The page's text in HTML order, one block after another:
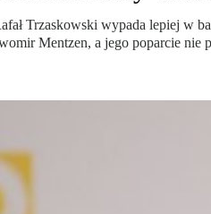
Trzaskowski wypada lepiej w
Mentzen, a jego poparcie